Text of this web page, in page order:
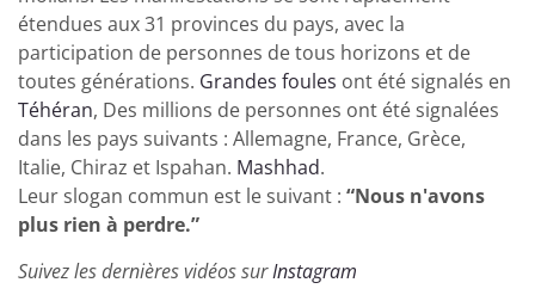
étendues aux 31 provinces du pays, avec la
participation de personnes de tous horizons et de
toutes générations. Grandes foules ont été signalés en
Téhéran, Des millions de personnes ont été signalées
dans les pays suivants : Allemagne, France, Grèce,
Italie, Chiraz et Ispahan. Mashhad.
Leur slogan commun est le suivant : “Nous n'avons
plus rien à perdre.”
Suivez les dernières vidéos surInstagram